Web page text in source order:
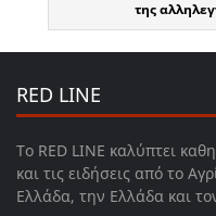
της
RED LINE
Το RED LINE καλύπτει
και τις ειδήσεις από το
Ελλάδα, την Ελλάδα και